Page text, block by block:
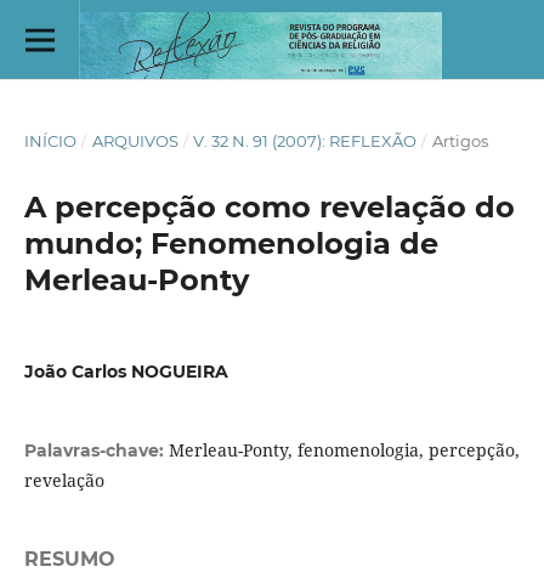
INÍCIO / ARQUIVOS / V. 32 N. 91 (2007): REFLEXÃO / Artigos
A percepção como revelação do
mundo; Fenomenologia de
Merleau-Ponty
João Carlos NOGUEIRA
Palavras-chave: Merleau-Ponty, fenomenologia, percepção,
revelação
RESUMO